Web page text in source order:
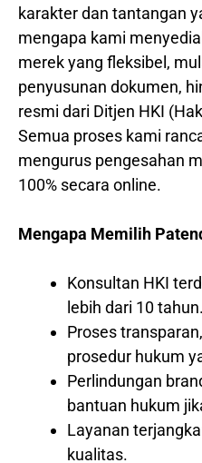
karakter dan tantangan
mengapa kami
merek yang fleksibel,
penyusunan dokumen,
resmi dari Ditjen HKI
Semua proses kami
mengurus pengesahan
100% secara online.
Mengapa Memilih
Konsultan HKI
lebih dari 10 tahun.
Proses
prosedur hukum
Perlindungan
bantuan hukum
Layanan
kualitas.